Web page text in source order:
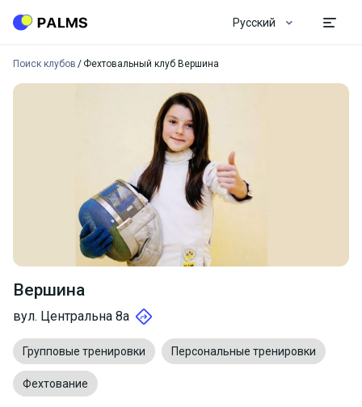
Русский
Поиск клубов Фехтовальный клуб Вершина
Вершина
вул. Центральна 8а
Групповые тренировки Персональные тренировки
Фехтование